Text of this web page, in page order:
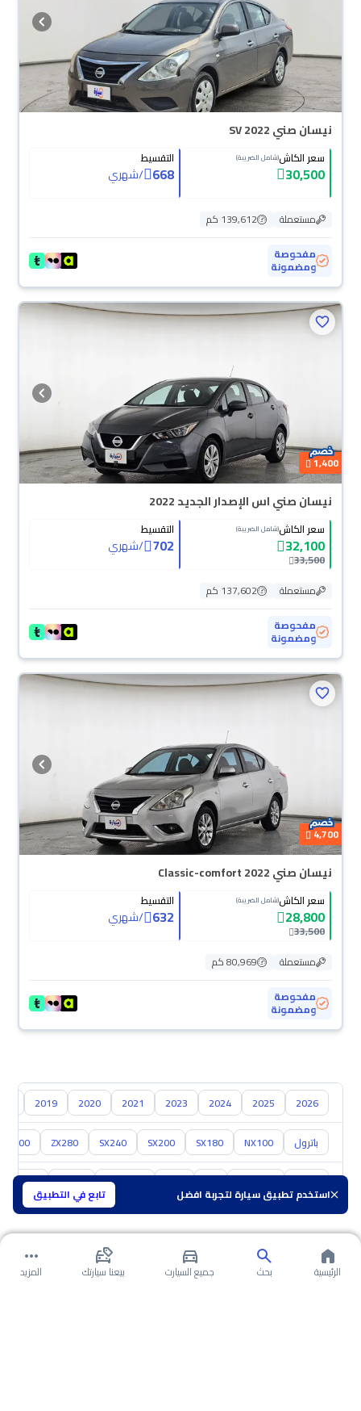
استخدم تطبيق سيارة لتجربة افضل تابع في التطبيق
نيسان صني SV 2022
سعر الكاش(شامل الضريبة)
30,500
التقسيط
668
/شهري
مستعملة
139,612 كم
مفحوصة
ومضمونة
محجوزة
1,400
نيسان صني اس الإصدار الجديد 2022
سعر الكاش(شامل الضريبة)
32,100
33,500
التقسيط
702
/شهري
مستعملة
137,602 كم
مفحوصة
ومضمونة
محجوزة
4,700
نيسان صني Classic-comfort 2022
سعر الكاش(شامل الضريبة)
28,800
33,500
التقسيط
632
/شهري
مستعملة
80,969 كم
مفحوصة
ومضمونة
2026
2025
2024
2023
2021
2020
2019
باترول NX100
SX180
SX200
SX240
ZX280
ZX300
سوزوكي هافال GAC
الرئيسية بحث جميع السيارت بيعنا سيارتك المزيد